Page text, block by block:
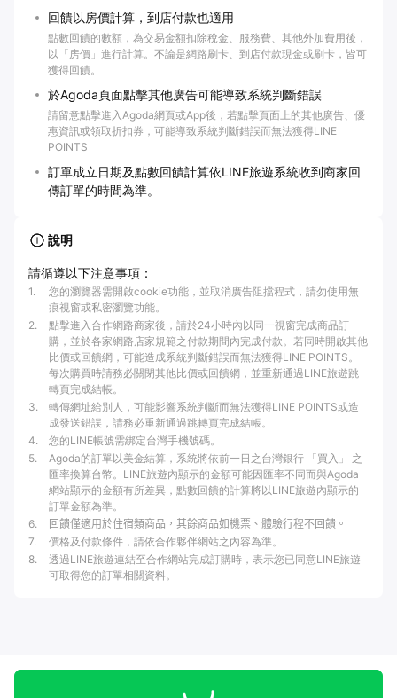
回饋以房價計算，到店付款也適用
點數回饋的數額，為交易金額扣除稅金、服務費、其他外加費用後，
以「房價」進行計算。不論是網路刷卡、到店付款現金或刷卡，皆可
獲得回饋。
於Agoda頁面點擊其他廣告可能導致系統判斷錯誤
請留意點擊進入Agoda網頁或App後，若點擊頁面上的其他廣告、優
惠資訊或領取折扣券，可能導致系統判斷錯誤而無法獲得LINE
POINTS
訂單成立日期及點數回饋計算依LINE旅遊系統收到商家回
傳訂單的時間為準。
說明
請循遵以下注意事項：
1.
您的瀏覽器需開啟cookie功能，並取消廣告阻擋程式，請勿使用無
痕視窗或私密瀏覽功能。
2.
點擊進入合作網路商家後，請於24小時內以同一視窗完成商品訂
購，並於各家網路店家規範之付款期間內完成付款。若同時開啟其他
比價或回饋網，可能造成系統判斷錯誤而無法獲得LINE POINTS。
每次購買時請務必關閉其他比價或回饋網，並重新通過LINE旅遊跳
轉頁完成結帳。
3.
轉傳網址給別人，可能影響系統判斷而無法獲得LINE POINTS或造
成發送錯誤，請務必重新通過跳轉頁完成結帳。
4.
您的LINE帳號需綁定台灣手機號碼。
5.
Agoda的訂單以美金結算，系統將依前一日之台灣銀行 「買入」 之
匯率換算台幣。LINE旅遊內顯示的金額可能因匯率不同而與Agoda
網站顯示的金額有所差異，點數回饋的計算將以LINE旅遊內顯示的
訂單金額為準。
6. 回饋僅適用於住宿類商品，其餘商品如機票、體驗行程不回饋。
7.
價格及付款條件，請依合作夥伴網站之內容為準。
8.
透過LINE旅遊連結至合作網站完成訂購時，表示您已同意LINE旅遊
可取得您的訂單相關資料。